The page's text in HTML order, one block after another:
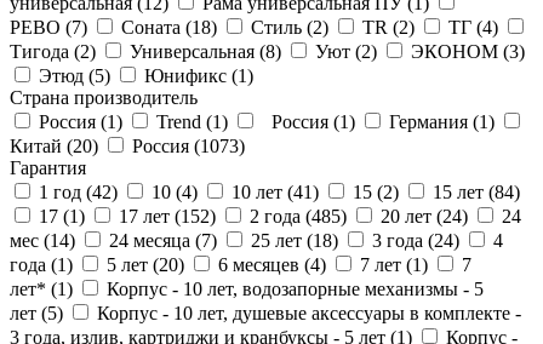
РЕВО (7) Соната (18) Стиль (2) ТR (2) ТГ (4)
Тигода (2) Универсальная (8) Уют (2) ЭКОНОМ (3)
Этюд (5) Юнификс (1)
Страна производитель
Россия (1) Trend (1) Россия (1) Германия (1)
Китай (20) Россия (1073)
Гарантия
1 год (42) 10 (4) 10 лет (41) 15 (2) 15 лет (84)
17 (1) 17 лет (152) 2 года (485) 20 лет (24)
24
мес (14) 24 месяца (7) 25 лет (18) 3 года (24)
4
года (1) 5 лет (20) 6 месяцев (4) 7 лет (1)
7
лет* (1)
Корпус - 10 лет, водозапорные механизмы - 5
лет (5)
Корпус - 10 лет, душевые аксессуары в комплекте -
3 года, излив, картриджи и кранбуксы - 5 лет (1) Корпус -